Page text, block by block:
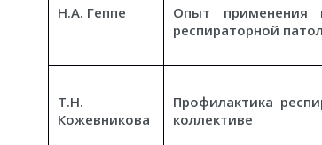
Н.А. Геппе
Опыт применения
респираторной
Т.Н.
Кожевникова
Профилактика
коллективе